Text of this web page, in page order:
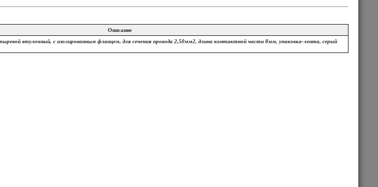
Описание
втулочный, с изолированным фланцем, для сечения провода 2,50мм2, длина контактной части 8мм, упаковка-лента, серый